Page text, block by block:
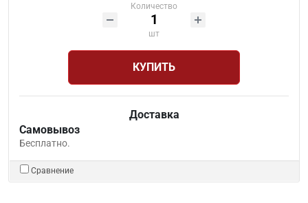
Количество
шт
КУПИТЬ
Доставка
Самовывоз
Бесплатно.
Сравнение